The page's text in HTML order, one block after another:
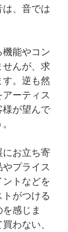
、音では
機能やコン
せんが、求
。逆も然
アーティス
様が望んで
にお立ち寄
やプライス
ントなどを
がつける
感じま
わない、